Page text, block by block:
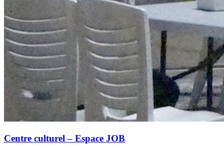
Centre culturel – Espace JOB